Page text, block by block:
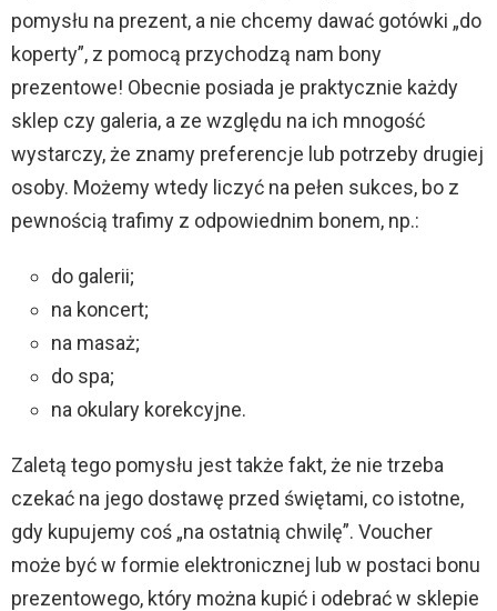
pomysłu na prezent, a nie chcemy dawać gotówki „do
koperty”, z pomocą przychodzą nam bony
prezentowe! Obecnie posiada je praktycznie każdy
sklep czy galeria, a ze względu na ich mnogość
wystarczy, że znamy preferencje lub potrzeby drugiej
osoby. Możemy wtedy liczyć na pełen sukces, bo z
pewnością trafimy z odpowiednim bonem, np.:
do galerii;
na koncert;
na masaż;
do spa;
na okulary korekcyjne.
Zaletą tego pomysłu jest także fakt, że nie trzeba
czekać na jego dostawę przed świętami, co istotne,
gdy kupujemy coś „na ostatnią chwilę”. Voucher
może być w formie elektronicznej lub w postaci bonu
prezentowego, który można kupić i odebrać w sklepie